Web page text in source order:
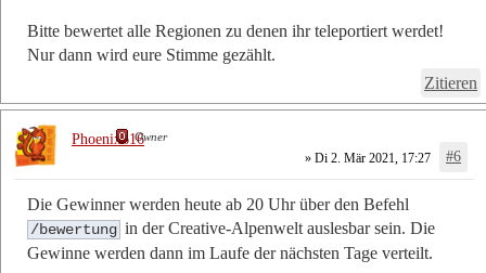
Bitte bewertet alle Regionen zu denen ihr teleportiert werdet!
Nur dann wird eure Stimme gezählt.
Zitieren
» Di 2. Mär 2021, 17:27 #6
Die Gewinner werden heute ab 20 Uhr über den Befehl
/bewertung in der Creative-Alpenwelt auslesbar sein. Die
Gewinne werden dann im Laufe der nächsten Tage verteilt.
Phoenix616Owner